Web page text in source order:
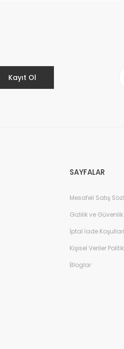
Kayıt Ol
SAYFALAR
Mesafeli Satış
Gizlilik ve Güvenlik
İptal İade Koşullari
Kişisel Veriler
Bloglar